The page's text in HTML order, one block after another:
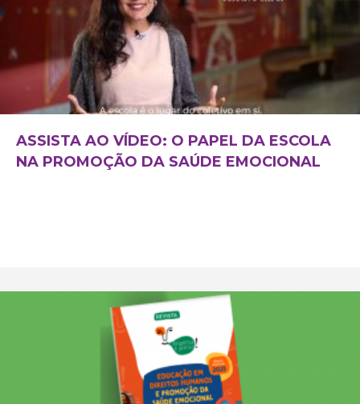
ASSISTA AO VÍDEO: O PAPEL DA ESCOLA
NA PROMOÇÃO DA SAÚDE EMOCIONAL